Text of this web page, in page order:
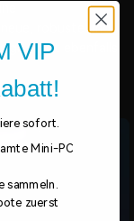
robuste und
trägt ebenfalls
VIP
sofort.
Mini-PC
sammeln.
zuerst